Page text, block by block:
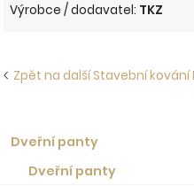
Výrobce / dodavatel: TKZ
Zpět na další Stavební
Dveřní panty
Dveřní panty